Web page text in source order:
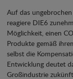
Auf das
reagiere DIE6
Möglichkeit, einen
Produkte gemäß
selbst die
Entwicklung deutet
Großindustrie